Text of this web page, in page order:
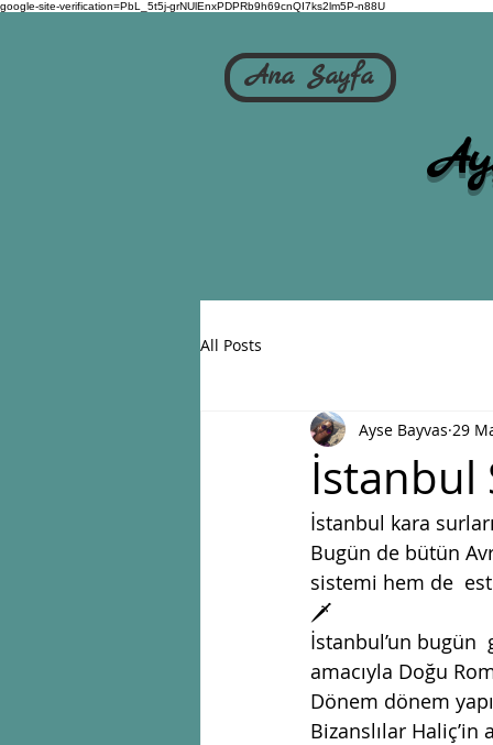
google-site-verification=PbL_5t5j-grNUlEnxPDPRb9h69cnQI7ks2lm5P-n88U
Ana Sayfa
All Posts
İstanbul
Ayse Bayvas 29
İstanbul kara
Bugün de bütün
sistemi hem de
🗡
İstanbul’un bugün
amacıyla Doğu
Dönem dönem
Bizanslılar